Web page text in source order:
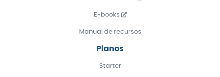
E-books
Manual de recursos
Planos
Starter